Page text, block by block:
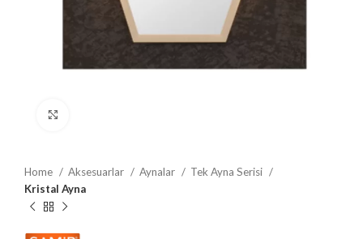
Home Aksesuarlar Aynalar
Tek Ayna Serisi
Kristal Ayna